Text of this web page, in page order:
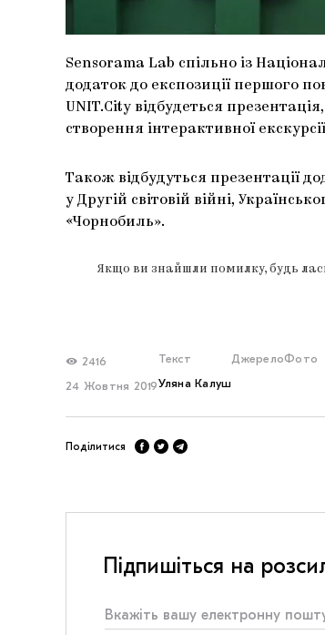
Sensorama Lab спільно із
додаток до експозиції першого
UNIT.City відбудеться
створення інтерактивної
Також відбудуться презентації
у Другій світовій війні,
«Чорнобиль».
Якщо ви знайшли помилку, будь
2416
24 Жовтня 2019
Текст
Уляна Калуш
ДжерелоФото
Поділитися
Підпишіться на